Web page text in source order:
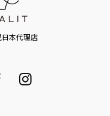
日本代理店